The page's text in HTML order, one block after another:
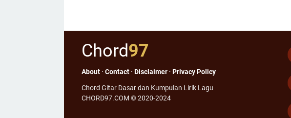
Chord97
About · Contact · Disclaimer · Privacy Policy
Chord Gitar Dasar dan Kumpulan Lirik Lagu
CHORD97.COM © 2020-2024